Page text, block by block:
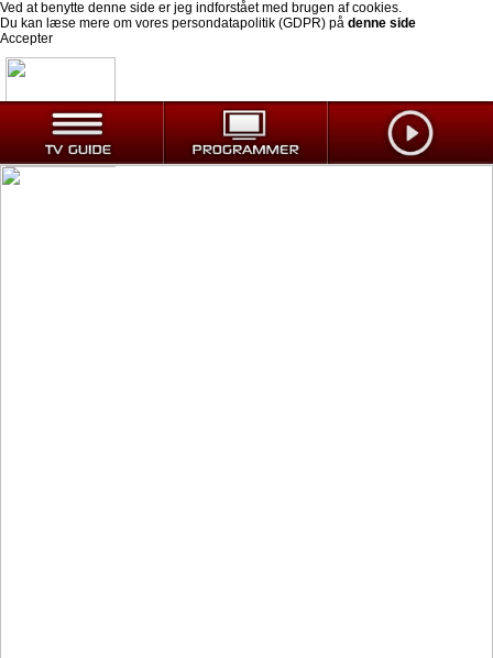
Ved at benytte denne side er jeg indforstået med brugen af cookies.
Du kan læse mere om vores persondatapolitik (GDPR) på denne side
Accepter